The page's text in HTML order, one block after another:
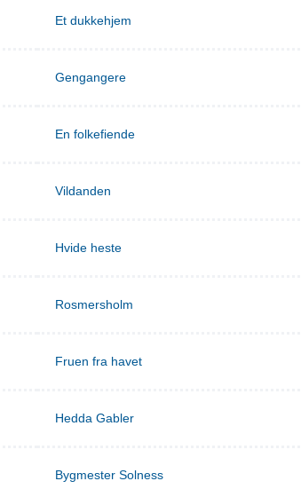
Et dukkehjem
Gengangere
En folkefiende
Vildanden
Hvide heste
Rosmersholm
Fruen fra havet
Hedda Gabler
Bygmester Solness